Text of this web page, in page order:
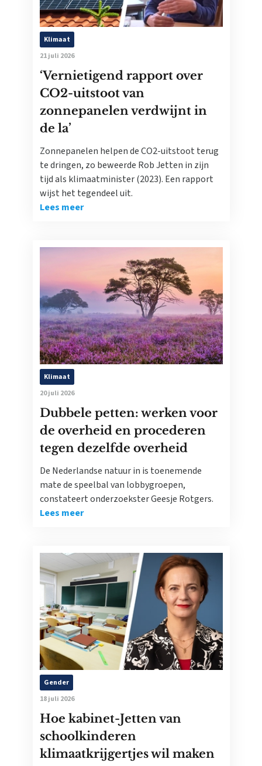
Klimaat
21 juli 2026
‘Vernietigend rapport over
CO2-uitstoot van
zonnepanelen verdwijnt in
de la’
Zonnepanelen helpen de CO2-uitstoot terug
te dringen, zo beweerde Rob Jetten in zijn
tijd als klimaatminister (2023). Een rapport
wijst het tegendeel uit.
Lees meer
Klimaat
20 juli 2026
Dubbele petten: werken voor
de overheid en procederen
tegen dezelfde overheid
De Nederlandse natuur in is toenemende
mate de speelbal van lobbygroepen,
constateert onderzoekster Geesje Rotgers.
Lees meer
Gender
18 juli 2026
Hoe kabinet-Jetten van
schoolkinderen
klimaatkrijgertjes wil maken